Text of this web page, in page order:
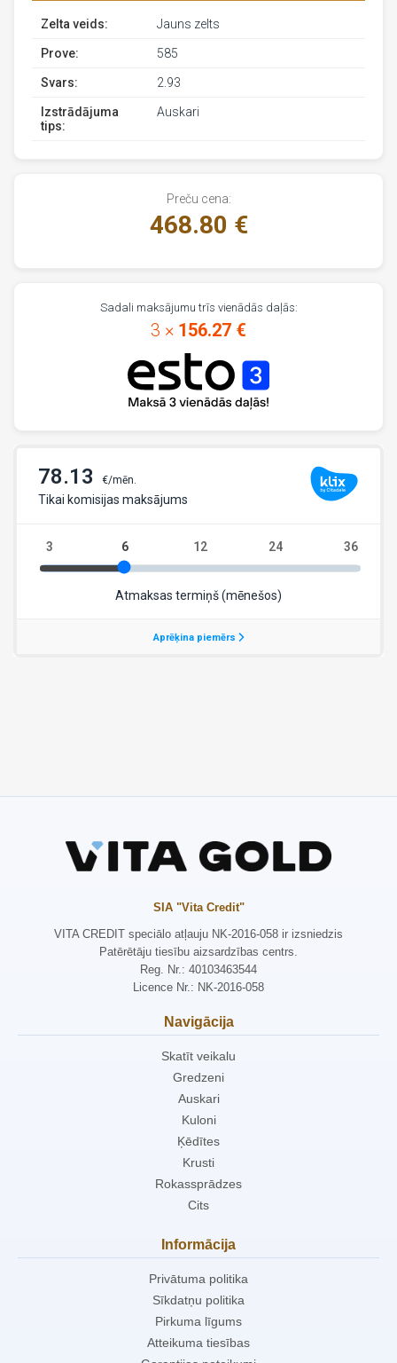
Zelta veids: Jauns zelts
Prove: 585
Svars: 2.93
Izstrādājuma
tips:
Auskari
Preču cena:
468.80 €
Sadali maksājumu trīs vienādās daļās:
3 × 156.27 €
SIA "Vita Credit"
VITA CREDIT speciālo atļauju NK-2016-058 ir izsniedzis
Patērētāju tiesību aizsardzības centrs.
Reg. Nr.: 40103463544
Licence Nr.: NK-2016-058
Navigācija
Skatīt veikalu
Gredzeni
Auskari
Kuloni
Ķēdītes
Krusti
Rokassprādzes
Cits
Informācija
Privātuma politika
Sīkdatņu politika
Pirkuma līgums
Atteikuma tiesības